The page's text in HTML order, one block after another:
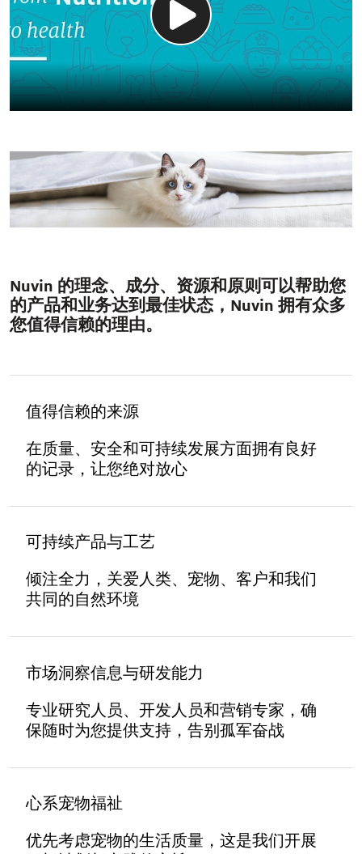
Nuvin 的理念、成分、资源和原则可以帮助您
的产品和业务达到最佳状态，Nuvin 拥有众多
您值得信赖的理由。
值得信赖的来源
在质量、安全和可持续发展方面拥有良好
的记录，让您绝对放心
市场洞察信息与研发能力
专业研究人员、开发人员和营销专家，确
保随时为您提供支持，告别孤军奋战
可持续产品与工艺
倾注全力，关爱人类、宠物、客户和我们
共同的自然环境
心系宠物福祉
优先考虑宠物的生活质量，这是我们开展